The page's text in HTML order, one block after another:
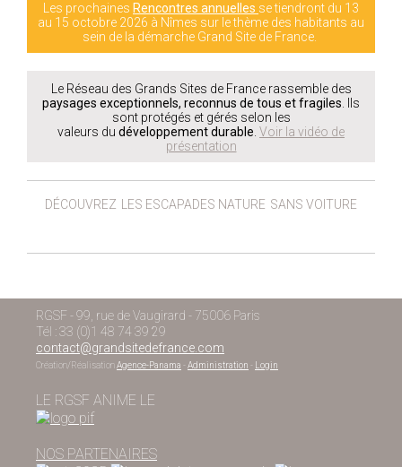
Les prochaines Rencontres annuelles se tiendront du 13
au 15 octobre 2026 à Nîmes sur le thème des habitants au
sein de la démarche Grand Site de France.
Le Réseau des Grands Sites de France rassemble des
paysages exceptionnels, reconnus de tous et fragiles . Ils
sont protégés et gérés selon les
valeurs du développement durable Voir la vidéo de
présentation
DÉCOUVREZ LES ESCAPADES NATURE SANS VOITURE
RGSF - 99, rue de Vaugirard - 75006 Paris
Tél : 33 (0)1 48 74 39 29
contact@grandsitedefrance.com
Création/RéalisationAgence-Panama - Administration - Login
LE RGSF ANIME LE
NOS PARTENAIRES